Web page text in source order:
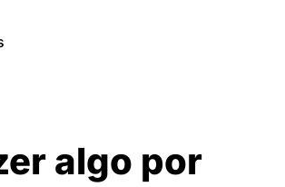
algo por